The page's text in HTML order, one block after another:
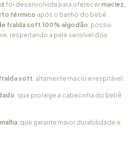
foi desenvolvida para oferecer maciez,
térmico após o banho do bebê.
fralda soft 100% algodão, possui
respeitando a pele sensível dos
soft, altamente macio e respirável.
, que protege a cabecinha do bebê
, que garante maior durabilidade e